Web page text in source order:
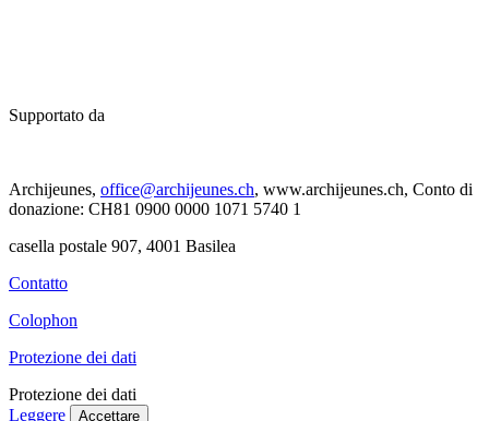
Supportato da
Archijeunes, office@archijeunes.ch, www.archijeunes.ch, Conto di
donazione: CH81 0900 0000 1071 5740 1
casella postale 907, 4001 Basilea
Contatto
Colophon
Protezione dei dati
Protezione dei dati
Leggere
Accettare